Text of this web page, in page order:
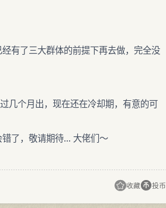
有了三大群体的前提下再去做，完全没
几个月出，现在还在冷却期，有意的可
了，敬请期待... 大佬们～
收藏 投币